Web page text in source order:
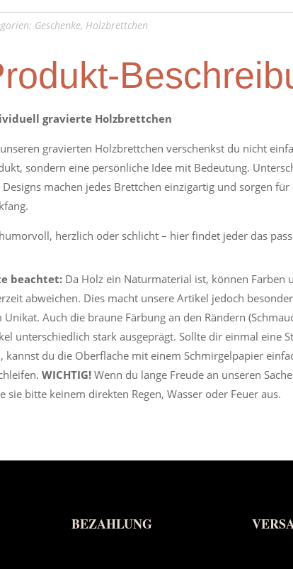
Geschenke, Holzbrettchen
gravierte Holzbrettchen
gravierten Holzbrettchen verschenkst du nicht
sondern eine persönliche Idee mit Bedeutung.
Designs machen jedes Brettchen einzigartig und sorgen
herzlich oder schlicht – hier findet jeder das
beachtet: Da Holz ein Naturmaterial ist, können Farben
abweichen. Dies macht unsere Artikel jedoch
Unikat. Auch die braune Färbung an den Rändern
unterschiedlich stark ausgeprägt. Sollte dir einmal eine
kannst du die Oberfläche mit einem Schmirgelpapier
WICHTIG! Wenn du lange Freude an unseren
sie bitte keinem direkten Regen, Wasser oder Feuer aus.
BEZAHLUNG